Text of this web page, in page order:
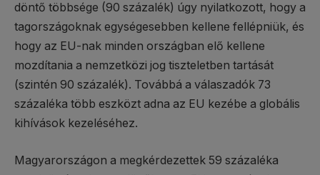
döntő többsége (90 százalék) úgy nyilatkozott, hogy a
tagországoknak egységesebben kellene fellépniük, és
hogy az EU-nak minden országban elő kellene
mozdítania a nemzetközi jog tiszteletben tartását
(szintén 90 százalék). Továbbá a válaszadók 73
százaléka több eszközt adna az EU kezébe a globális
kihívások kezeléséhez.
Magyarországon a megkérdezettek 59 százaléka